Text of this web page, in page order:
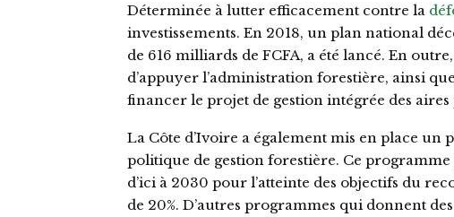
Déterminée à lutter efficacement contre la
investissements. En 2018, un plan national
de 616 milliards de FCFA, a été lancé. En
d’appuyer l’administration forestière, ainsi
financer le projet de gestion intégrée des aires
La Côte d’Ivoire a également mis en place
politique de gestion forestière. Ce
d’ici à 2030 pour l’atteinte des objectifs du
de 20%. D’autres programmes qui donnent